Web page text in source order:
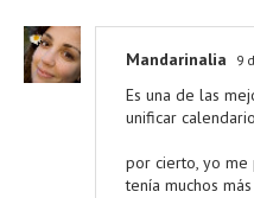
Mandarinalia 9
Es una de las
unificar
por cierto, yo me
tenía muchos